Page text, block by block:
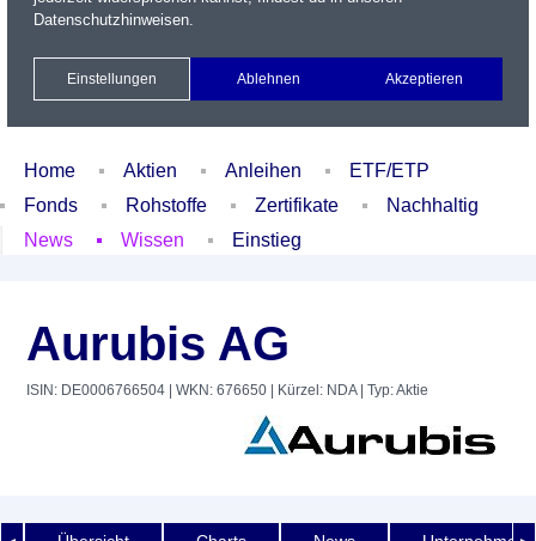
Xetra Realtime
Watchlist Portfolio Login
Home Aktien Anleihen
ETF/ETP
Fonds
Rohstoffe Zertifikate
Nachhaltig
News
Wissen Einstieg
Aurubis AG
ISIN: DE0006766504 | WKN: 676650 | Kürzel: NDA| Typ: Aktie
Datenschutzhinweisen.
Einstellungen Ablehnen Akzeptieren